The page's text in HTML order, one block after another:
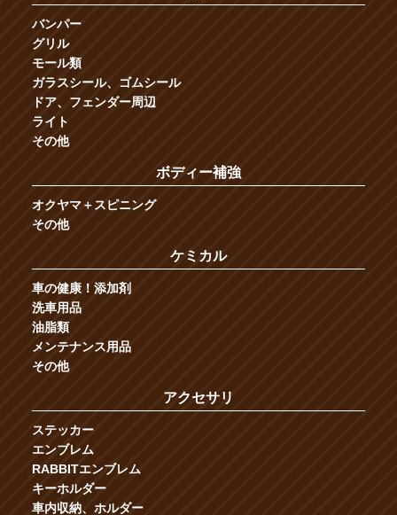
バンパー
グリル
モール類
ガラスシール、ゴムシール
ドア、フェンダー周辺
ライト
その他
ボディー補強
オクヤマ＋スピニング
その他
ケミカル
車の健康！添加剤
洗車用品
油脂類
メンテナンス用品
その他
アクセサリ
ステッカー
エンブレム
RABBITエンブレム
キーホルダー
車内収納、ホルダー